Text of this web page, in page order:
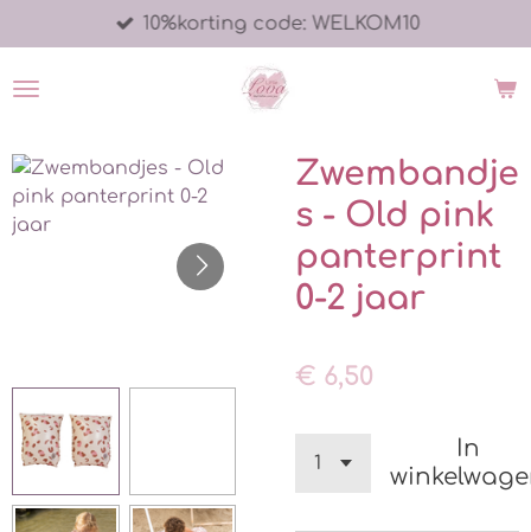
direct
naar
10%korting code: WELKOM10
Zwembandje
s - Old pink
panterprint
0-2 jaar
€ 6,50
In